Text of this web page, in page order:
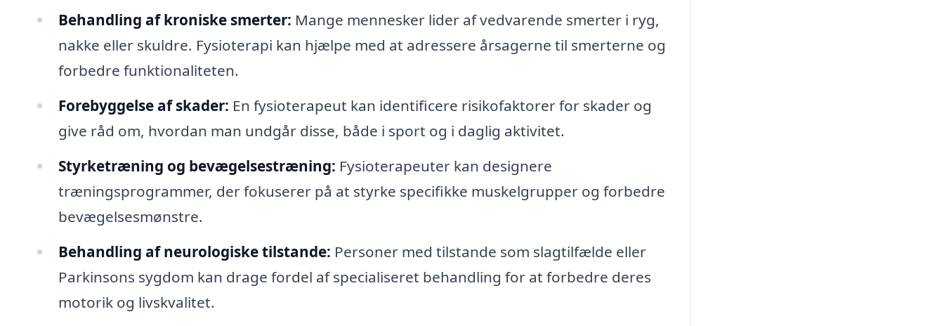
Behandling af kroniske smerter: Mange mennesker lider af vedvarende smerter i ryg,
nakke eller skuldre. Fysioterapi kan hjælpe med at adressere årsagerne til smerterne og
forbedre funktionaliteten.
Forebyggelse af skader: En fysioterapeut kan identificere risikofaktorer for skader og
give råd om, hvordan man undgår disse, både i sport og i daglig aktivitet.
Styrketræning og bevægelsestræning: Fysioterapeuter kan designere
træningsprogrammer, der fokuserer på at styrke specifikke muskelgrupper og forbedre
bevægelsesmønstre.
Behandling af neurologiske tilstande: Personer med tilstande som slagtilfælde eller
Parkinsons sygdom kan drage fordel af specialiseret behandling for at forbedre deres
motorik og livskvalitet.